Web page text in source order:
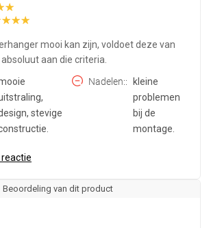
mooi kan zijn, voldoet deze van
aan die criteria.
stevige
Nadelen:
kleine
problemen
bij de
montage.
Beoordeling van dit product